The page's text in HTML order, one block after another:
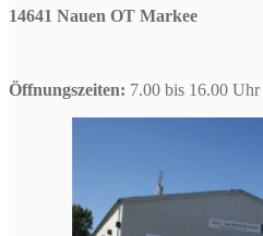
14641 Nauen OT Markee
Öffnungszeiten: 7.00 bis 16.00 Uhr